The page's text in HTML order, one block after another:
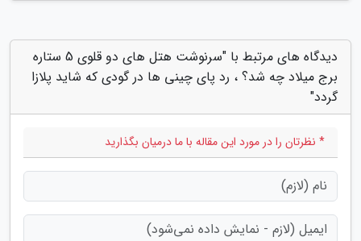
دیدگاه های مرتبط با "سرنوشت هتل های دو قلوی 5 ستاره
برج میلاد چه شد؟ ، رد پای چینی ها در گودی که شاید پلازا
گردد"
* نظرتان را در مورد این مقاله با ما درمیان بگذارید